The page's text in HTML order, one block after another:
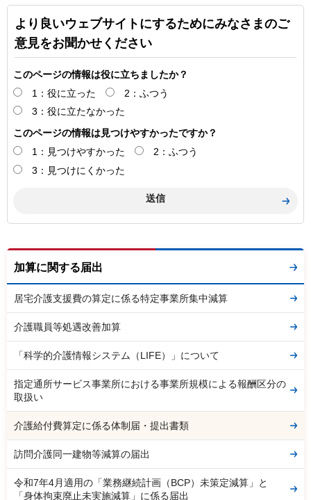
より良いウェブサイトにするためにみなさまのご
意見をお聞かせください
このページの情報は役に立ちましたか？
1：役に立った
2：ふつう
3：役に立たなかった
このページの情報は見つけやすかったですか？
1：見つけやすかった
2：ふつう
3：見つけにくかった
加算に関する届出
居宅介護支援費の算定に係る特定事業所集中減算
介護職員等処遇改善加算
「科学的介護情報システム（LIFE）」について
指定通所サービス事業所における事業所規模による報酬区分の
取扱い
介護給付費算定に係る体制届・提出書類
訪問介護同一建物等減算の届出
令和7年4月適用の「業務継続計画（BCP）未策定減算」と
「身体拘束廃止未実施減算」に係る届出